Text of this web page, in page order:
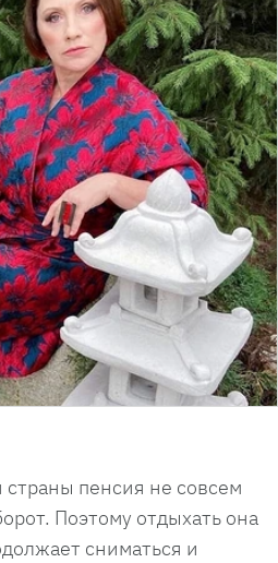
страны пенсия не совсем
Поэтому отдыхать она
сниматься и